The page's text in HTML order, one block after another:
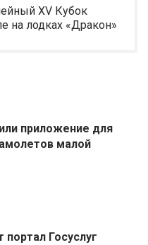
XV Кубок
на лодках «Дракон»
приложение для
малой
Госуслуг